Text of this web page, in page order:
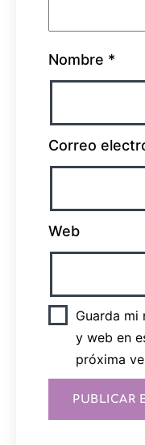
Nombre *
Correo
Web
Guarda mi
y web en
próxima